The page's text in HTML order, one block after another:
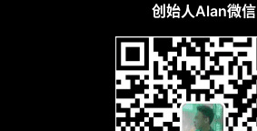
创始人Alan微信